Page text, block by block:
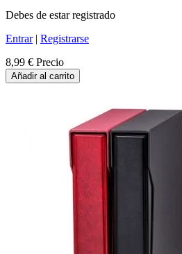
Debes de estar registrado
Entrar| Registrarse
8,99 € Precio
Añadir al carrito